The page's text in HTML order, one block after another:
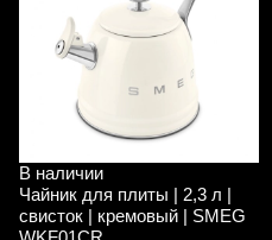
В наличии
Чайник для плиты | 2,3 л |
свисток | кремовый | SMEG